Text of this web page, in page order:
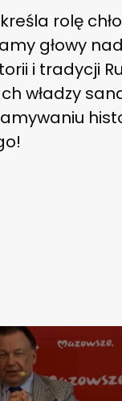
rolę
głowy nad
i tradycji
władzy